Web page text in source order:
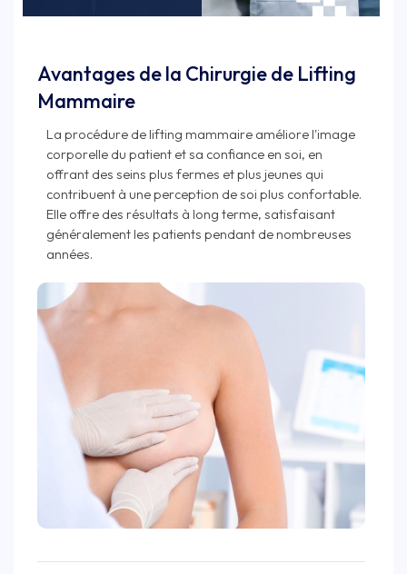
Avantages de la Chirurgie de Lifting
Mammaire
La procédure de lifting mammaire améliore l'image
corporelle du patient et sa confiance en soi, en
offrant des seins plus fermes et plus jeunes qui
contribuent à une perception de soi plus confortable.
Elle offre des résultats à long terme, satisfaisant
généralement les patients pendant de nombreuses
années.